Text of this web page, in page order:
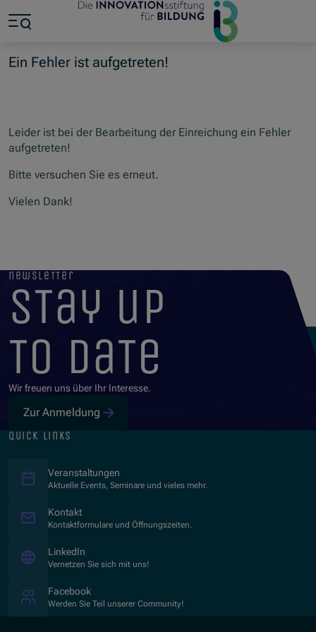
Jump to main content
Ein Fehler ist aufgetreten!
Leider ist bei der Bearbeitung der Einreichung ein Fehler
aufgetreten!
Bitte versuchen Sie es erneut.
Vielen Dank!
newsletter
stay up
to date
Wir freuen uns über Ihr Interesse.
Zur Anmeldung
quick links
Veranstaltungen
Aktuelle Events, Seminare und vieles mehr.
Kontakt
Kontaktformulare und Öffnungszeiten.
LinkedIn
Vernetzen Sie sich mit uns!
Facebook(Opens in new window)
Werden Sie Teil unserer Community!